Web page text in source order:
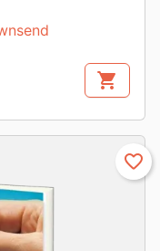
shopping_cart
favorite_border